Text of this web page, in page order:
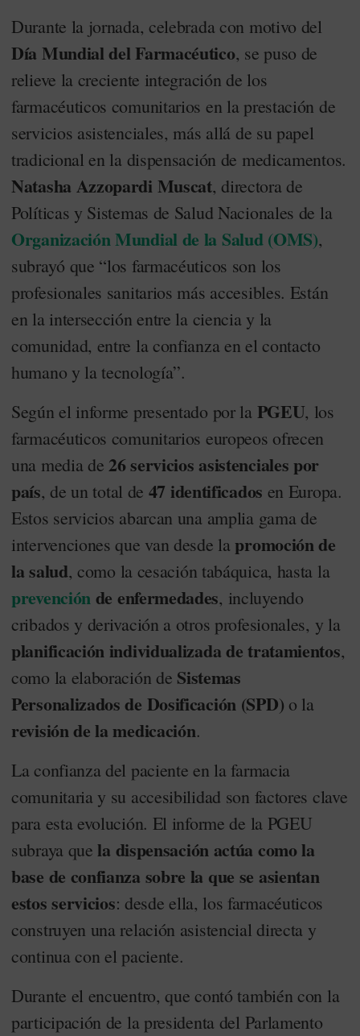
Durante la jornada, celebrada con motivo del
Día Mundial del Farmacéutico, se puso de
relieve la creciente integración de los
farmacéuticos comunitarios en la prestación de
servicios asistenciales, más allá de su papel
tradicional en la dispensación de medicamentos.
Natasha Azzopardi Muscat, directora de
Políticas y Sistemas de Salud Nacionales de la
Organización Mundial de la Salud (OMS),
subrayó que “los farmacéuticos son los
profesionales sanitarios más accesibles. Están
en la intersección entre la ciencia y la
comunidad, entre la confianza en el contacto
humano y la tecnología”.
Según el informe presentado por la PGEU, los
farmacéuticos comunitarios europeos ofrecen
una media de26 servicios asistenciales por
país, de un total de 47 identificados en Europa.
Estos servicios abarcan una amplia gama de
intervenciones que van desde la promoción de
la salud, como la cesación tabáquica, hasta la
prevenciónde enfermedades, incluyendo
cribados y derivación a otros profesionales, y la
planificación individualizada de tratamientos,
como la elaboración de Sistemas
Personalizados de Dosificación (SPD) o la
revisión de la medicación.
La confianza del paciente en la farmacia
comunitaria y su accesibilidad son factores clave
para esta evolución. El informe de la PGEU
subraya quela dispensación actúa como la
base de confianza sobre la que se asientan
estos servicios: desde ella, los farmacéuticos
construyen una relación asistencial directa y
continua con el paciente.
Durante el encuentro, que contó también con la
participación de la presidenta del Parlamento